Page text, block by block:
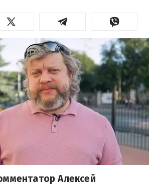
Алексей